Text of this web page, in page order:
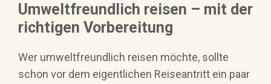
Umweltfreundlich reisen – mit der
richtigen Vorbereitung
Wer umweltfreundlich reisen möchte, sollte
schon vor dem eigentlichen Reiseantritt ein paar